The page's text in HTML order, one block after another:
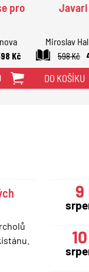
pro
Kč
Javari
Miroslav
598 Kč
DO KOŠÍKU
9
10